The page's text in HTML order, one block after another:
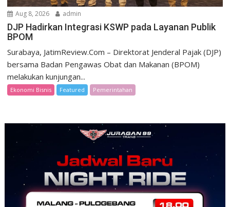
Aug 8, 2026 admin
DJP Hadirkan Integrasi KSWP pada Layanan Publik
BPOM
Surabaya, JatimReview.Com – Direktorat Jenderal Pajak (DJP)
bersama Badan Pengawas Obat dan Makanan (BPOM)
melakukan kunjungan...
Ekonomi Bisnis Featured Pemerintahan